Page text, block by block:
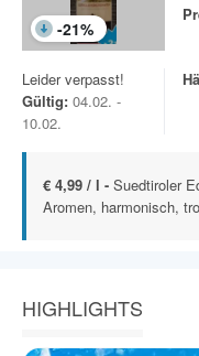
-21%
Leider verpasst!
Gültig: 04.02. -
10.02.
€ 4,99 / l - Suedtiroler
Aromen, harmonisch,
HIGHLIGHTS